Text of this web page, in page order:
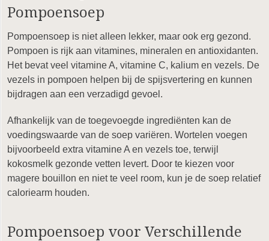
Pompoensoep
Pompoensoep is niet alleen lekker, maar ook erg gezond.
Pompoen is rijk aan vitamines, mineralen en antioxidanten.
Het bevat veel vitamine A, vitamine C, kalium en vezels. De
vezels in pompoen helpen bij de spijsvertering en kunnen
bijdragen aan een verzadigd gevoel.
Afhankelijk van de toegevoegde ingrediënten kan de
voedingswaarde van de soep variëren. Wortelen voegen
bijvoorbeeld extra vitamine A en vezels toe, terwijl
kokosmelk gezonde vetten levert. Door te kiezen voor
magere bouillon en niet te veel room, kun je de soep relatief
caloriearm houden.
Pompoensoep voor Verschillende